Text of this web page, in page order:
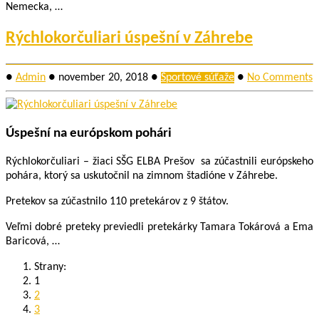
Nemecka, …
Rýchlokorčuliari úspešní v Záhrebe
● Admin ● november 20, 2018 ● Športové súťaže ● No Comments
Úspešní na európskom pohári
Rýchlokorčuliari – žiaci SŠG ELBA Prešov sa zúčastnili európskeho
pohára, ktorý sa uskutočnil na zimnom štadióne v Záhrebe.
Pretekov sa zúčastnilo 110 pretekárov z 9 štátov.
Veľmi dobré preteky previedli pretekárky Tamara Tokárová a Ema
Baricová, …
Strany:
1
2
3